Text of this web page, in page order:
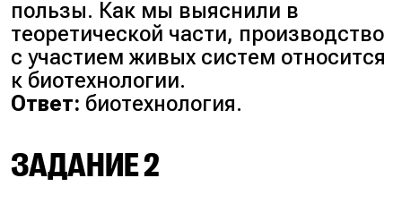
пользы. Как мы выяснили в
теоретической части, производство
с участием живых систем относится
к биотехнологии.
Ответ: биотехнология.
ЗАДАНИЕ 2